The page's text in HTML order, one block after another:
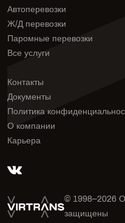
© 1998–2026
защищены
Автоперевозки
Ж/Д перевозки
Паромные перевозки
Все услуги
Контакты
Документы
Политика
О компании
Карьера